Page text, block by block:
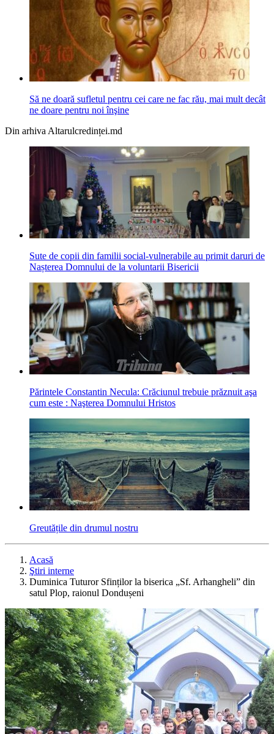
Să ne doară sufletul pentru cei care ne fac rău, mai mult decât
ne doare pentru noi înşine
Din arhiva Altarulcredinței.md
Sute de copii din familii social-vulnerabile au primit daruri de
Nașterea Domnului de la voluntarii Bisericii
Părintele Constantin Necula: Crăciunul trebuie prăznuit aşa
cum este : Naşterea Domnului Hristos
Greutățile din drumul nostru
Acasă
Ştiri interne
Duminica Tuturor Sfinților la biserica „Sf. Arhangheli” din
satul Plop, raionul Dondușeni